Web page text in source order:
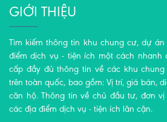
GIỚI THIỆU
Tìm kiếm thông tin khu chung cư, dự
điểm dịch vụ - tiện ích một cách nhanh
cấp đầy đủ thông tin về các khu
trên toàn quốc, bao gồm: Vị trí, giá bán,
căn hộ. Thông tin về chủ đầu tư, đơn
các địa điểm dịch vụ - tiện ích lân cận.